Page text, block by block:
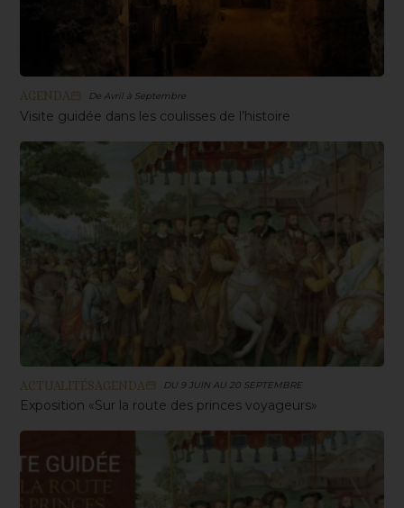
AGENDA De Avril à Septembre
Visite guidée dans les coulisses de l’histoire
ACTUALITÉSAGENDA DU 9 JUIN AU 20 SEPTEMBRE
Exposition «Sur la route des princes voyageurs»